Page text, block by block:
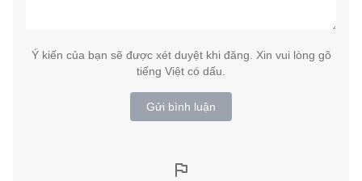
Ý kiến của bạn sẽ được xét duyệt khi đăng. Xin vui lòng gõ
tiếng Việt có dấu.
Gửi bình luận